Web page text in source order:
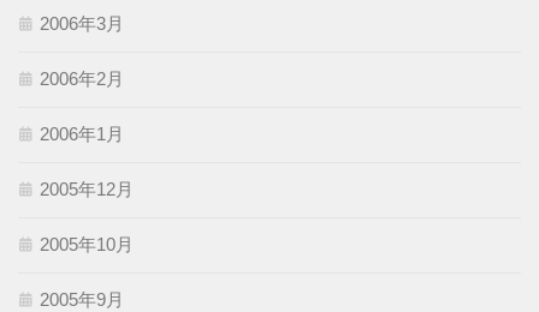
2006年3月
2006年2月
2006年1月
2005年12月
2005年10月
2005年9月